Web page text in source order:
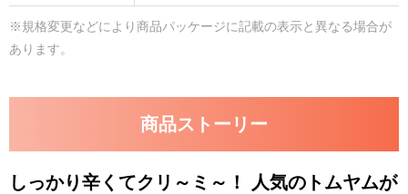
※規格変更などにより商品パッケージに記載の表示と異なる場合が
あります。
商品ストーリー
しっかり辛くてクリ～ミ～！ 人気のトムヤムが